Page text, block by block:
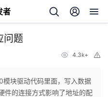
者
问题
4.3k+
模块驱动代码里面，写入数据
件的连接方式影响了地址的配